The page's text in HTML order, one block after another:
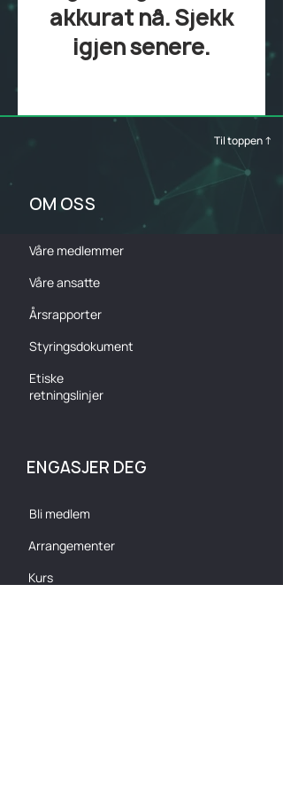
akkurat nå. Sjekk
igjen senere.
Til toppen ↑
OM OSS
Våre medlemmer
Våre ansatte
Årsrapporter
Styringsdokument
Etiske
retningslinjer
ENGASJER DEG
Bli medlem
Arrangementer
Kurs